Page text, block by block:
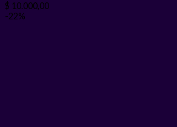
$ 10.000,00
-22%